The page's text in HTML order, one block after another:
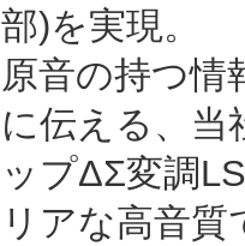
部)を実現。
原音の持つ情
に伝える、当
ップΔΣ変調
リアな高音